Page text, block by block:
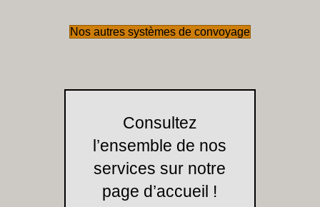
Nos autres systèmes de convoyage
Consultez
l’ensemble de nos
services sur notre
page d’accueil !